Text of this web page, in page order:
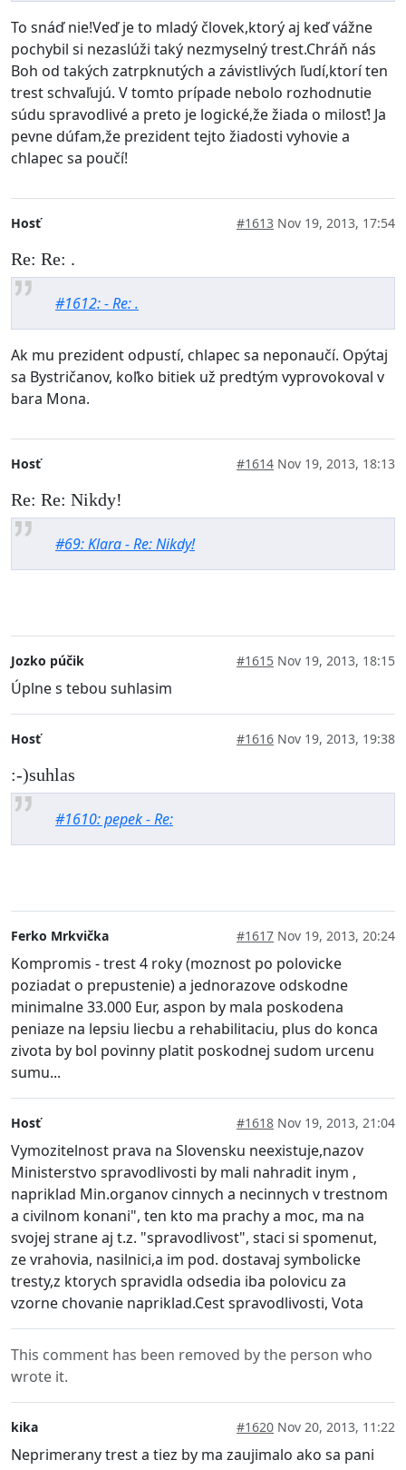
To snáď nie!Veď je to mladý človek,ktorý aj keď vážne
pochybil si nezaslúži taký nezmyselný trest.Chráň nás
Boh od takých zatrpknutých a závistlivých ľudí,ktorí ten
trest schvaľujú. V tomto prípade nebolo rozhodnutie
súdu spravodlivé a preto je logické,že žiada o milosť! Ja
pevne dúfam,že prezident tejto žiadosti vyhovie a
chlapec sa poučí!
Hosť #1613 Nov 19, 2013, 17:54
Re: Re: .
#1612: - Re: .
Ak mu prezident odpustí, chlapec sa neponaučí. Opýtaj
sa Bystričanov, koľko bitiek už predtým vyprovokoval v
bara Mona.
Hosť #1614 Nov 19, 2013, 18:13
Re: Re: Nikdy!
#69: Klara - Re: Nikdy!
Jozko púčik #1615 Nov 19, 2013, 18:15
Úplne s tebou suhlasim
Hosť #1616 Nov 19, 2013, 19:38
:-)suhlas
#1610: pepek - Re:
Ferko Mrkvička #1617 Nov 19, 2013, 20:24
Kompromis - trest 4 roky (moznost po polovicke
poziadat o prepustenie) a jednorazove odskodne
minimalne 33.000 Eur, aspon by mala poskodena
peniaze na lepsiu liecbu a rehabilitaciu, plus do konca
zivota by bol povinny platit poskodnej sudom urcenu
sumu...
Hosť #1618 Nov 19, 2013, 21:04
Vymozitelnost prava na Slovensku neexistuje,nazov
Ministerstvo spravodlivosti by mali nahradit inym ,
napriklad Min.organov cinnych a necinnych v trestnom
a civilnom konani", ten kto ma prachy a moc, ma na
svojej strane aj t.z. "spravodlivost", staci si spomenut,
ze vrahovia, nasilnici,a im pod. dostavaj symbolicke
tresty,z ktorych spravidla odsedia iba polovicu za
vzorne chovanie napriklad.Cest spravodlivosti, Vota
This comment has been removed by the person who
wrote it.
kika #1620 Nov 20, 2013, 11:22
Neprimerany trest a tiez by ma zaujimalo ako sa pani